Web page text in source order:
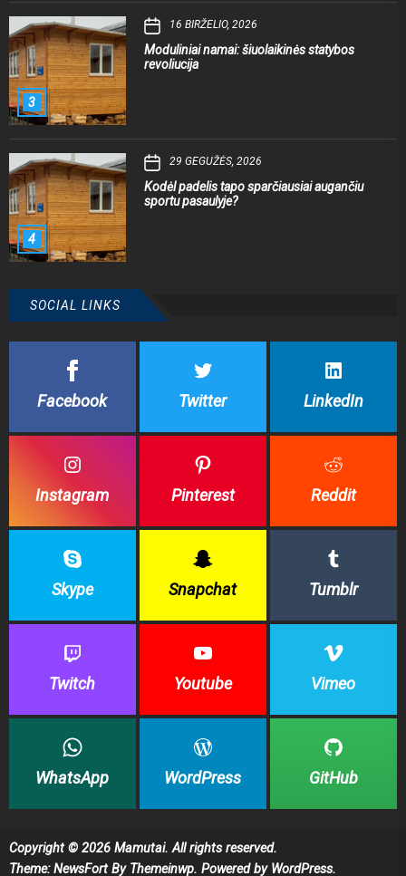
3
16 BIRŽELIO, 2026
Moduliniai namai: šiuolaikinės statybos
revoliucija
4
29 GEGUŽĖS, 2026
Kodėl padelis tapo sparčiausiai augančiu
sportu pasaulyje?
SOCIAL LINKS
Facebook Twitter LinkedIn
Instagram Pinterest Reddit
Skype Snapchat Tumblr
Twitch Youtube Vimeo
WhatsApp WordPress GitHub
Copyright © 2026 Mamutai.All rights reserved.
Theme: NewsFort By Themeinwp. Powered by WordPress.